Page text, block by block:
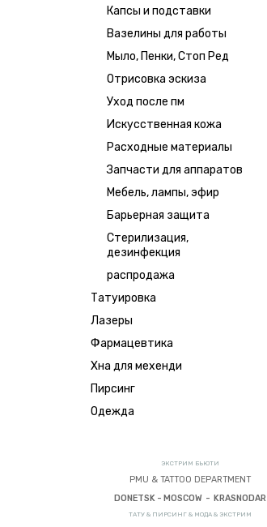
Капсы и подставки
Вазелины для работы
Мыло, Пенки, Стоп Ред
Отрисовка эскиза
Уход после пм
Искусственная кожа
Расходные материалы
Запчасти для аппаратов
Мебель, лампы, эфир
Барьерная защита
Стерилизация,
дезинфекция
распродажа
Татуировка
Лазеры
Фармацевтика
Хна для мехенди
Пирсинг
Одежда
ЭКСТРИМ БЬЮТИ
PMU & TATTOO DEPARTMENT
DONETSK - MOSCOW - KRASNODAR
ТАТУ & ПИРСИНГ & МОДА & ЭКСТРИМ